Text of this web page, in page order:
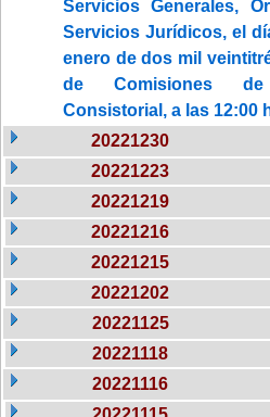
Servicios Generales,
Servicios Jurídicos, el
enero de dos mil
de Comisiones
Consistorial, a las 12:00
20221230
20221223
20221219
20221216
20221215
20221202
20221125
20221118
20221116